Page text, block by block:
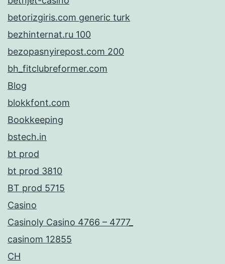
betorizgiris.com generic turk
bezhinternat.ru 100
bezopasnyirepost.com 200
bh_fitclubreformer.com
Blog
blokkfont.com
Bookkeeping
bstech.in
bt prod
bt prod 3810
BT prod 5715
Casino
Casinoly Casino 4766 – 4777_
casinom 12855
CH